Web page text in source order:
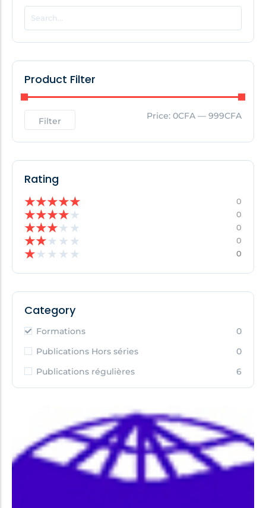
POPULAR THIS WEEK
No Posts Found!
No Posts Found!
Product Filter
Filter Price: 0CFA — 999CFA
Rating
★★★★★ 0
★★★★★ 0
★★★★ ★ 0
★★★ ★ ★ 0
★★ ★ ★ ★ 0
Category
Formations
0
Publications Hors séries
0
Publications régulières
6